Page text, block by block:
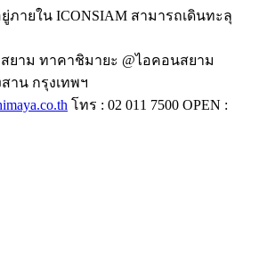
อยู่ภายใน ICONSIAM สามารถเดินทะลุ
ยาม ทาคาชิมายะ @ไอคอนสยาม
าน กรุงเทพฯ
โทร : 02 011 7500 OPEN :